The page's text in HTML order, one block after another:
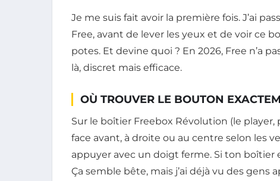
Je me suis fait avoir la première fois. J’ai
Free, avant de lever les yeux et de voir ce
potes. Et devine quoi ? En 2026, Free n’a
là, discret mais efficace.
OÙ TROUVER LE BOUTON
Sur le boîtier Freebox Révolution (le
face avant, à droite ou au centre selon les
appuyer avec un doigt ferme. Si ton
Ça semble bête, mais j’ai déjà vu des gens